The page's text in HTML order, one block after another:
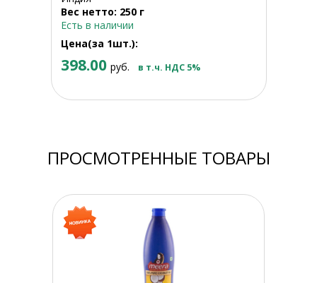
Вес нетто: 250 г
Есть в наличии
Цена(за 1шт.):
398.00 руб. в т.ч. НДС 5%
ПРОСМОТРЕННЫЕ ТОВАРЫ